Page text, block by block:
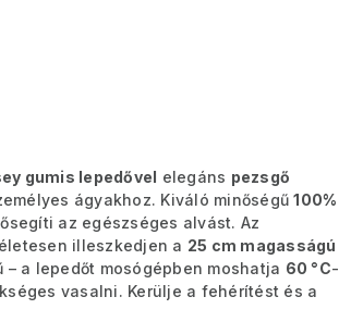
gumis lepedővel elegáns pezsgő
ágyakhoz. Kiváló minőségű100%
az egészséges alvást. Az
illeszkedjen a 25 cm magasságú
a lepedőt mosógépben moshatja 60 °C-
vasalni. Kerülje a fehérítést és a